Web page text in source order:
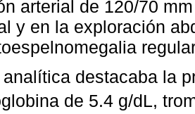
arterial de 120/70
y en la exploración
analítica destacaba la
de 5.4 g/dL,